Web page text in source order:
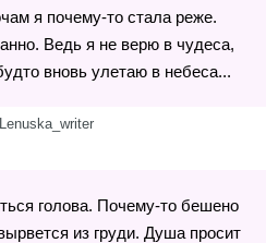
я почему-то стала реже.
Ведь я не верю в чудеса,
вновь улетаю в небеса...
голова. Почему-то бешено
из груди. Душа просит